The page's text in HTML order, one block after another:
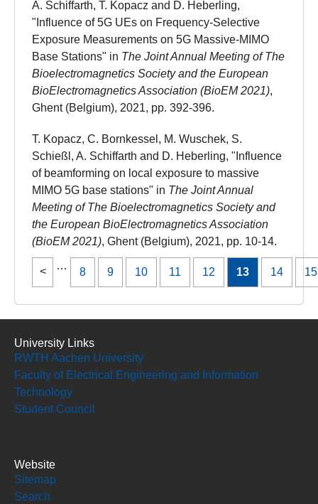
A. Schiffarth, T. Kopacz and D. Heberling,
"Influence of 5G UEs on Frequency-Selective
Exposure Measurements on 5G Massive-MIMO
Base Stations" in The Joint Annual Meeting of The
Bioelectromagnetics Society and the European
BioElectromagnetics Association (BioEM 2021),
Ghent (Belgium), 2021, pp. 392-396.
T. Kopacz, C. Bornkessel, M. Wuschek, S.
Schießl, A. Schiffarth and D. Heberling, "Influence
of beamforming on local exposure to massive
MIMO 5G base stations" in The Joint Annual
Meeting of The Bioelectromagnetics Society and
the European BioElectromagnetics Association
(BioEM 2021), Ghent (Belgium), 2021, pp. 10-14.
…
8 9 10 11 12 13 14 15
University Links
RWTH Aachen University
Faculty of Electrical Engineering and Information
Technology
Student Council
Website
Sitemap
Search